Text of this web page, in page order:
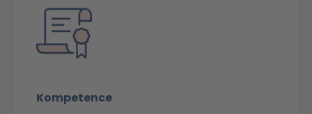
Kompetence